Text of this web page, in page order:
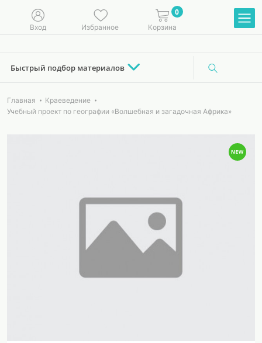
Вход Избранное
0
Корзина
Быстрый подбор материалов
Главная
Краеведение
Учебный проект по географии «Волшебная и загадочная Африка»